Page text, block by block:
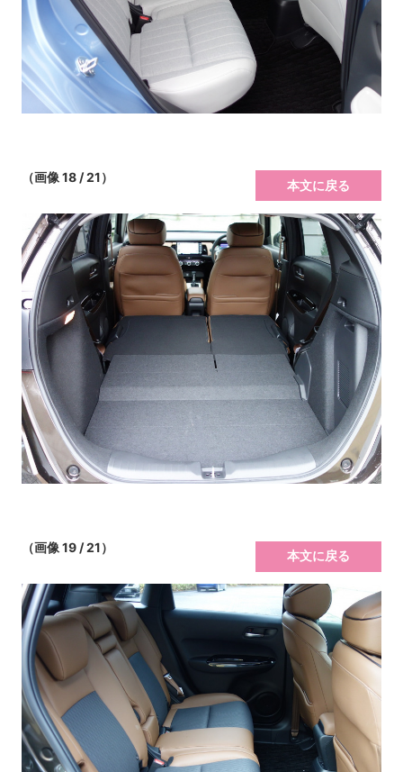
（画像 18 / 21）
本文に戻る
（画像 19 / 21）
本文に戻る